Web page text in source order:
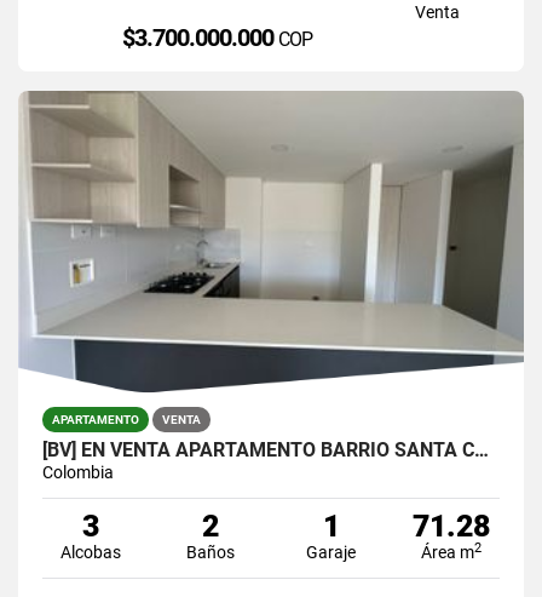
Venta
$3.700.000.000 COP
APARTAMENTO VENTA
[BV] EN VENTA APARTAMENTO BARRIO SANTA CATALINA, SURAMÉRICA, ITAGÜÍ
Colombia
3
Alcobas
2
Baños
1
Garaje
71.28
Área m2